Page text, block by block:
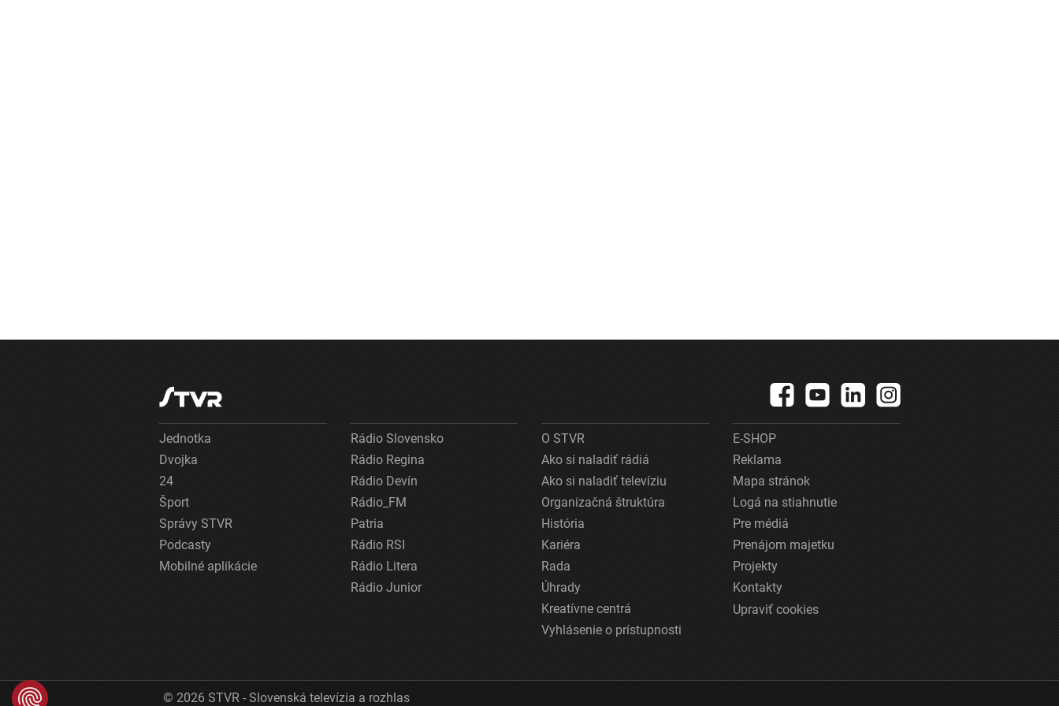
Jednotka
Dvojka
24
Šport
Správy STVR
Podcasty
Mobilné aplikácie
Rádio Slovensko
Rádio Regina
Rádio Devín
Rádio_FM
Patria
Rádio RSI
Rádio Litera
Rádio Junior
O STVR
Ako si naladiť rádiá
Ako si naladiť televíziu
Organizačná štruktúra
História
Kariéra
Rada
Úhrady
Kreatívne centrá
Vyhlásenie o prístupnosti
E-SHOP
Reklama
Mapa stránok
Logá na stiahnutie
Pre médiá
Prenájom majetku
Projekty
Kontakty
Upraviť cookies
© 2026 STVR - Slovenská televízia a rozhlas